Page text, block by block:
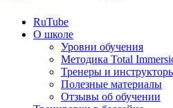
RuTube
О школе
Уровни обучения
Методика Total
Тренеры и
Полезные материалы
Отзывы об обучении